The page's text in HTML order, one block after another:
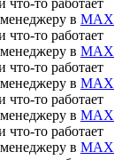
то работает
в MAX
то работает
в MAX
то работает
в MAX
то работает
в MAX
то работает
в MAX